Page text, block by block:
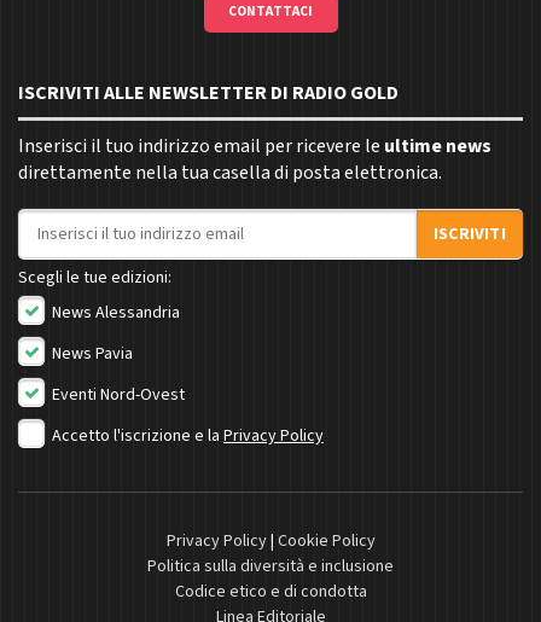
CONTATTACI
ISCRIVITI ALLE NEWSLETTER DI RADIO GOLD
Inserisci il tuo indirizzo email per ricevere le ultime news
direttamente nella tua casella di posta elettronica.
Indirizzo email
ISCRIVITI
Scegli le tue edizioni:
News Alessandria
News Pavia
Eventi Nord-Ovest
Accetto l'iscrizione e la Privacy Policy
Privacy Policy| Cookie Policy
Politica sulla diversità e inclusione
Codice etico e di condotta
Linea Editoriale